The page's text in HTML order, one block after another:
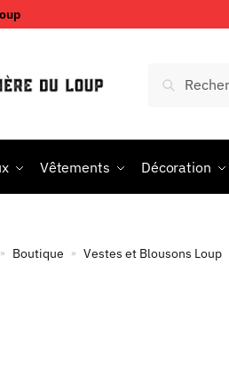
Vêtements Décoration
» Boutique » Vestes et Blousons Loup